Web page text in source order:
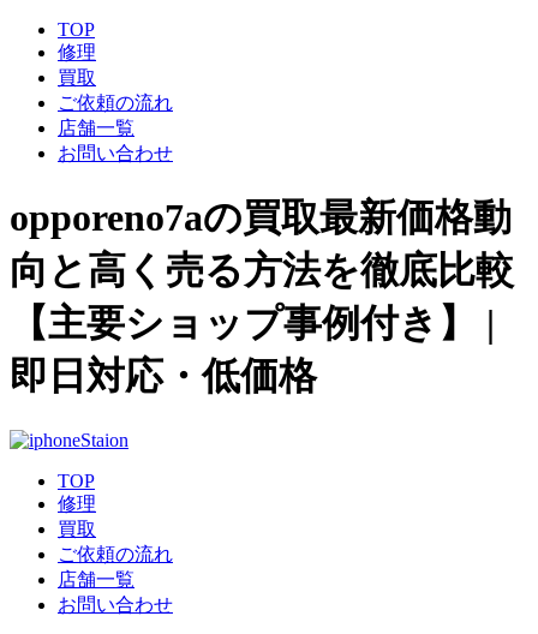
TOP
修理
買取
ご依頼の流れ
店舗一覧
お問い合わせ
opporeno7aの買取最新価格動
向と高く売る方法を徹底比較
【主要ショップ事例付き】 |
即日対応・低価格
TOP
修理
買取
ご依頼の流れ
店舗一覧
お問い合わせ